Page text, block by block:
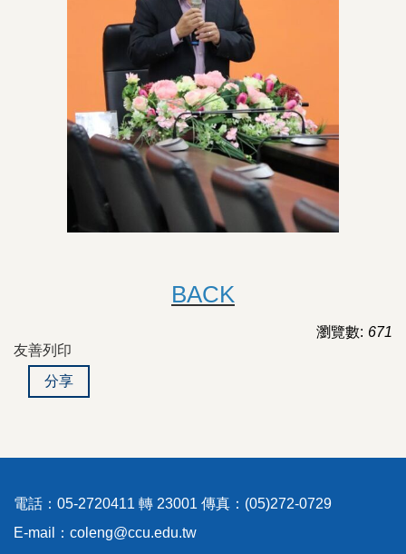
BACK
瀏覽數: 671
友善列印
分享
電話：05-2720411 轉 23001 傳真：(05)272-0729
E-mail：coleng@ccu.edu.tw